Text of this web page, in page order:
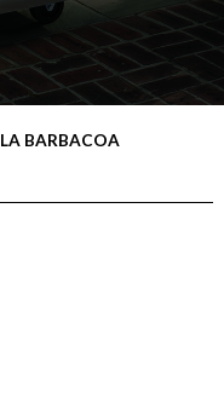
BARBACOA